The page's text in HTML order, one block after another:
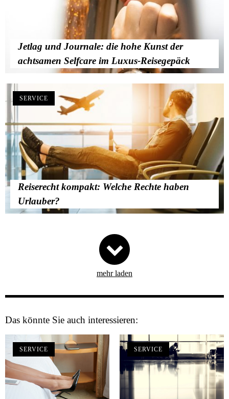
Jetlag und Journale: die hohe Kunst der
achtsamen Selfcare im Luxus-Reisegepäck
Reiserecht kompakt: Welche Rechte haben
Urlauber?
SERVICE
mehr laden
Das könnte Sie auch interessieren:
SERVICE SERVICE